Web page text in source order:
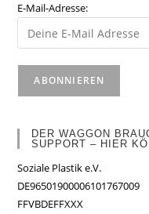
E-Mail-Adresse:
DER WAGGON
SUPPORT – HIER
Soziale Plastik e.V.
DE96501900006101767009
FFVBDEFFXXX